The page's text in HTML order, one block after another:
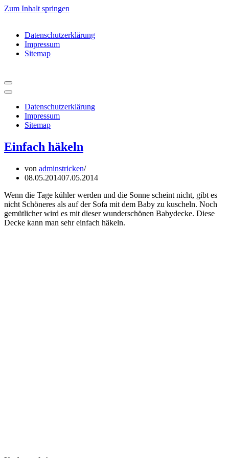
Zum Inhalt springen
Datenschutzerklärung
Impressum
Sitemap
Navigationsmenü
Navigationsmenü
Datenschutzerklärung
Impressum
Sitemap
Einfach häkeln
von adminstricken
08.05.201407.05.2014
Wenn die Tage kühler werden und die Sonne scheint nicht, gibt es
nicht Schöneres als auf der Sofa mit dem Baby zu kuscheln. Noch
gemütlicher wird es mit dieser wunderschönen Babydecke. Diese
Decke kann man sehr einfach häkeln.